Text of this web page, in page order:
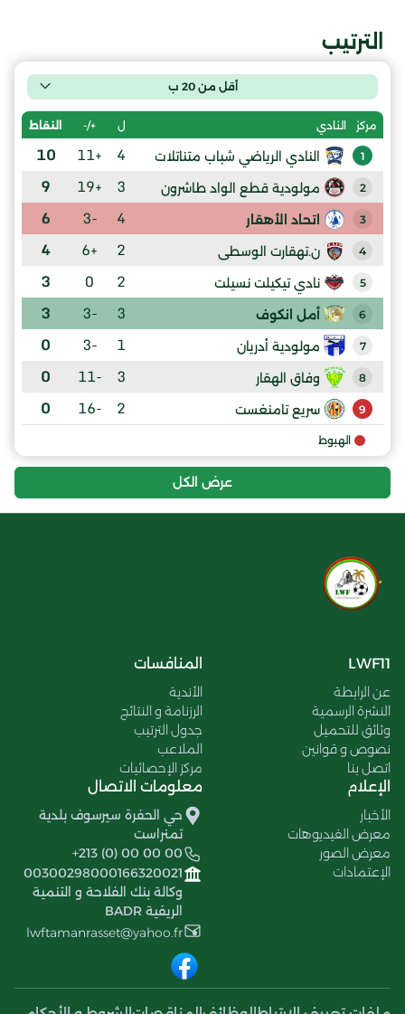
الترتيب
أقل من 20 ب
مركز النادي ل +/- النقاط
1 النادي الرياضي شباب متناتلات 4
+11
10
2 مولودية قطع الواد طاشرون 3
+19
9
3 اتحاد الأهقار 4
-3
6
4 ن.تهقارت الوسطى 2
+6
4
5 نادي تيكيلت نسيلت 2
0
3
6 أمل انكوف 3
-3
3
7 مولودية أدريان 1
-3
0
8 وفاق الهقار 3
-11
0
9 سريع تامنغست 2
-16
0
الهبوط
عرض الكل
LWF11
عن الرابطة
النشرة الرسمية
وثائق للتحميل
نصوص و قوانين
اتصل بنا
المنافسات
الأندية
الرزنامة و النتائج
جدول الترتيب
الملاعب
مركز الإحصائيات
الإعلام
الأخبار
معرض الفيديوهات
معرض الصور
الإعتمادات
معلومات الاتصال
حي الحفرة سيرسوف بلدية
تمنراست
+213 (0) 00 00 00
00300298000166320021
وكالة بنك الفلاحة و التنمية
الريفية BADR
lwftamanrasset@yahoo.fr